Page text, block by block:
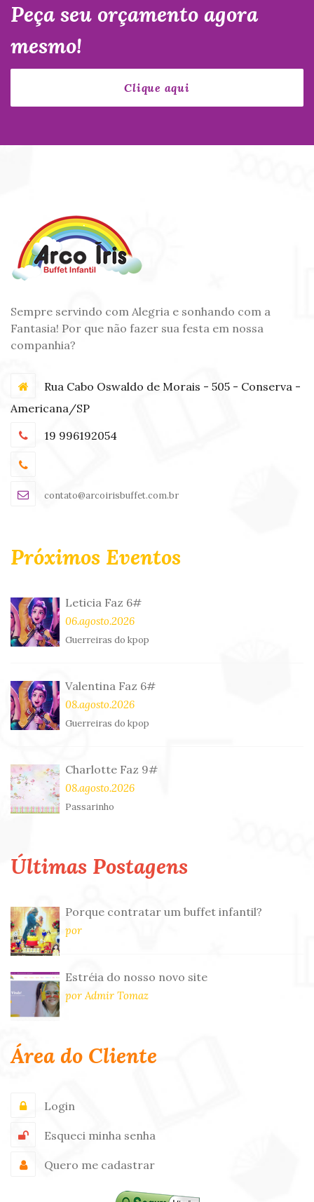
Peça seu orçamento agora
mesmo!
Sempre servindo com Alegria e sonhando com a
Fantasia! Por que não fazer sua festa em nossa
companhia?
Rua Cabo Oswaldo de Morais - 505 - Conserva -
Americana/SP
19 996192054
contato@arcoirisbuffet.com.br
Próximos Eventos
Leticia Faz 6#
06.agosto.2026
Guerreiras do kpop
Valentina Faz 6#
08.agosto.2026
Guerreiras do kpop
Charlotte Faz 9#
08.agosto.2026
Passarinho
Últimas Postagens
Porque contratar um buffet infantil?
por
Estréia do nosso novo site
por Admir Tomaz
Área do Cliente
Login
Esqueci minha senha
Quero me cadastrar